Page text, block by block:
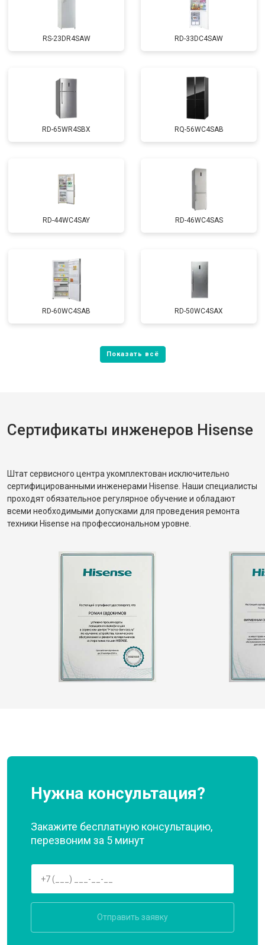
RS-23DR4SAW RD-33DC4SAW
RD-65WR4SBX RQ-56WC4SAB
RD-44WC4SAY RD-46WC4SAS
RD-60WC4SAB RD-50WC4SAX
Сертификаты инженеров Hisense
Штат сервисного центра укомплектован исключительно
сертифицированными инженерами Hisense. Наши специалисты
проходят обязательное регулярное обучение и обладают
всеми необходимыми допусками для проведения ремонта
техники Hisense на профессиональном уровне.
Нужна консультация?
Закажите бесплатную консультацию,
перезвоним за 5 минут
Отправить заявку